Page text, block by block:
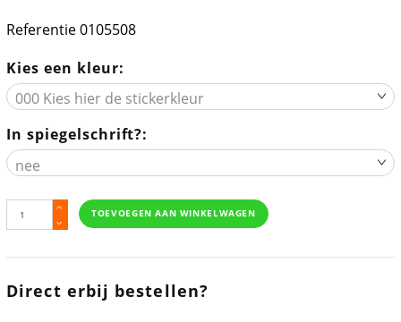
Referentie0105508
Kies een kleur:
In spiegelschrift?:
TOEVOEGEN AAN WINKELWAGEN
Direct erbij bestellen?